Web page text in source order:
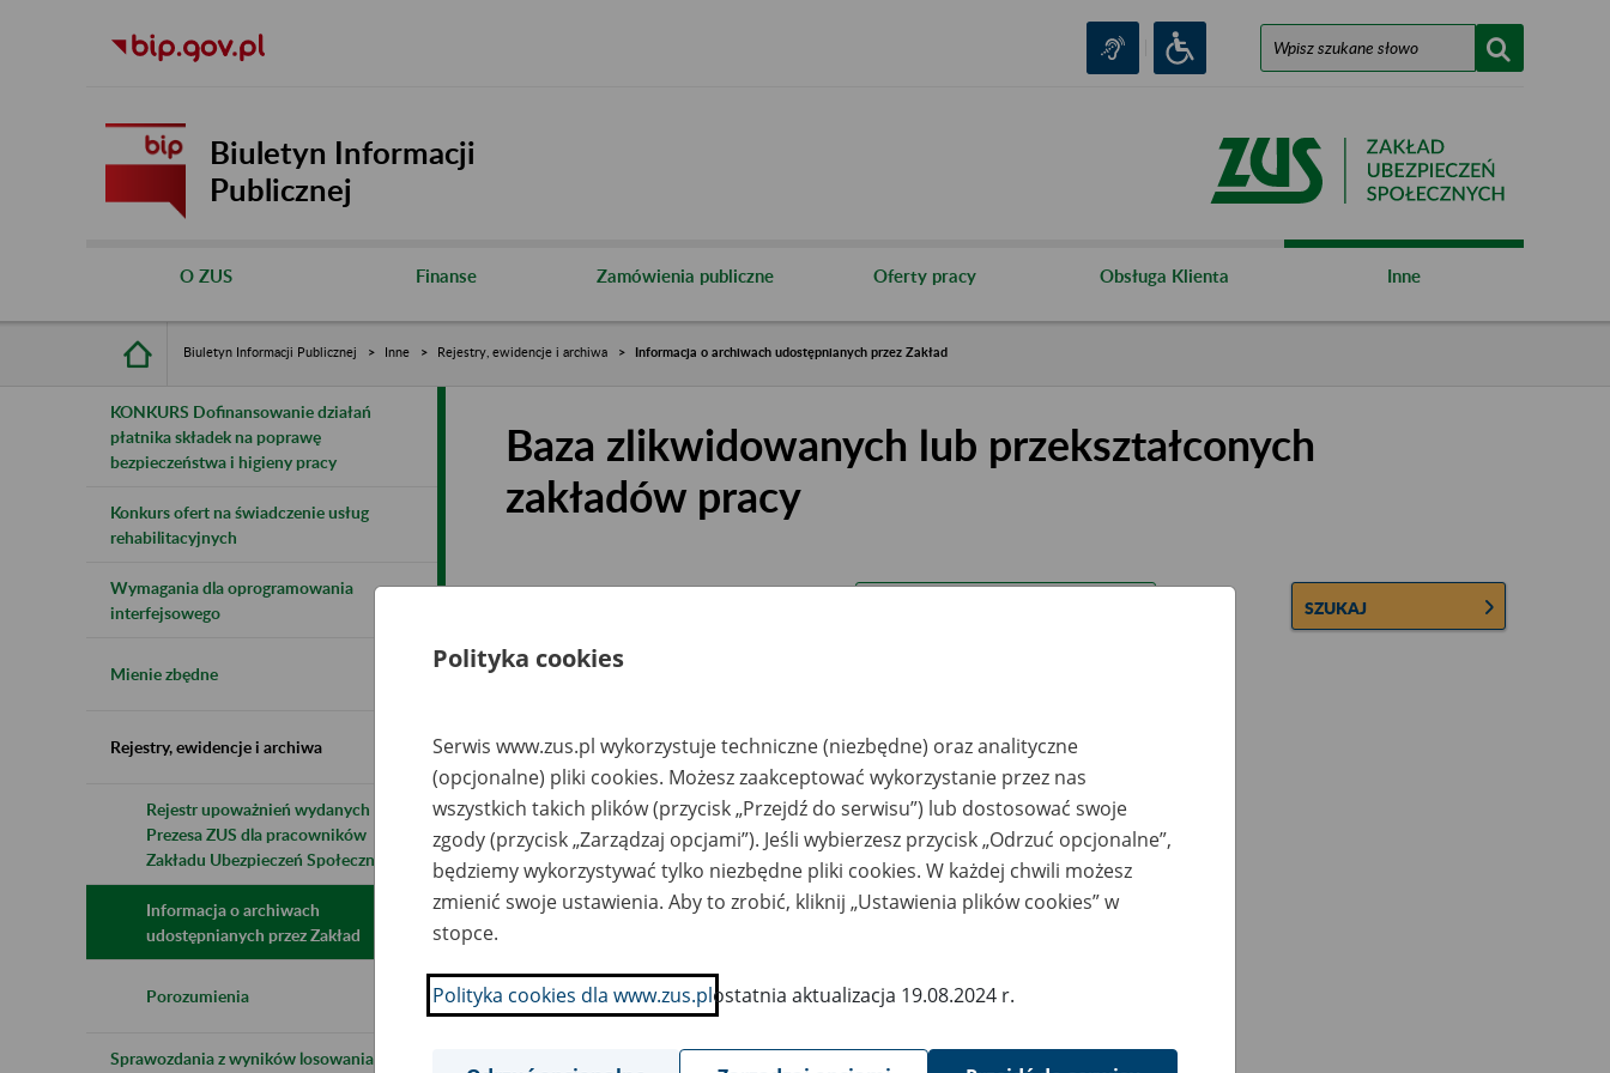
Biuletyn Informacji
Publicznej
O ZUS Finanse Zamówienia publiczne Oferty pracy Obsługa Klienta Inne
Biuletyn Informacji Publicznej Inne Rejestry, ewidencje i archiwa Informacja o archiwach udostępnianych przez Zakład
KONKURS Dofinansowanie działań
płatnika składek na poprawę
bezpieczeństwa i higieny pracy
Konkurs ofert na świadczenie usług
rehabilitacyjnych
Wymagania dla oprogramowania
interfejsowego
Mienie zbędne
Rejestry, ewidencje i archiwa
Rejestr upoważnień wydanych przez
Prezesa ZUS dla pracowników
Zakładu Ubezpieczeń Społecznych
Informacja o archiwach
udostępnianych przez Zakład
Porozumienia
Sprawozdania z wyników losowania do
Baza zlikwidowanych lub przekształconych
zakładów pracy
SZUKAJ
Wszystkie uwagi można przesyłać poprzez
Wyświetl wszystkie
Polityka cookies
Serwis www.zus.pl wykorzystuje techniczne (niezbędne) oraz analityczne
(opcjonalne) pliki cookies. Możesz zaakceptować wykorzystanie przez nas
wszystkich takich plików (przycisk „Przejdź do serwisu”) lub dostosować swoje
zgody (przycisk „Zarządzaj opcjami”). Jeśli wybierzesz przycisk „Odrzuć opcjonalne”,
będziemy wykorzystywać tylko niezbędne pliki cookies. W każdej chwili możesz
zmienić swoje ustawienia. Aby to zrobić, kliknij „Ustawienia plików cookies” w
stopce.
Polityka cookies dla www.zus.plostatnia aktualizacja 19.08.2024 r.